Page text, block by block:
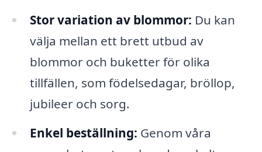
Stor variation av blommor: Du kan
välja mellan ett brett utbud av
blommor och buketter för olika
tillfällen, som födelsedagar, bröllop,
jubileer och sorg.
Enkel beställning: Genom våra